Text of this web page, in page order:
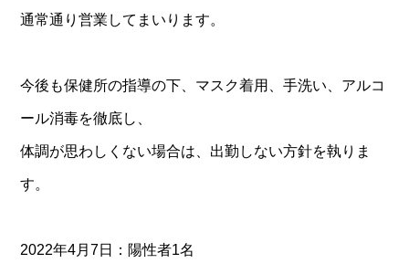
通常通り営業してまいります。
今後も保健所の指導の下、マスク着用、手洗い、アルコ
ール消毒を徹底し、
体調が思わしくない場合は、出勤しない方針を執りま
す。
2022年4月7日：陽性者1名